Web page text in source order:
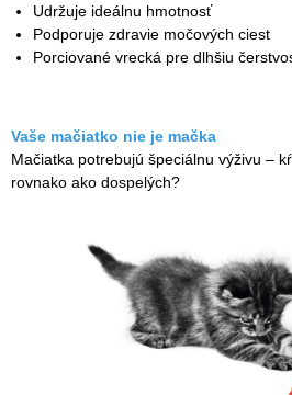
Udržuje ideálnu hmotnosť
Podporuje zdravie močových ciest
Porciované vrecká pre dlhšiu
Vaše mačiatko nie je mačka
Mačiatka potrebujú špeciálnu výživu –
rovnako ako dospelých?